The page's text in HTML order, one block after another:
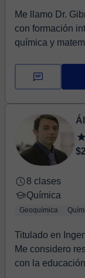
Me llamo Dr.
con formación
química y
8 clases
Química
Geoquímica
Titulado en
Me considero
con la